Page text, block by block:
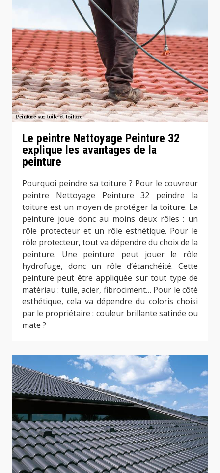
Le peintre Nettoyage Peinture 32
explique les avantages de la
peinture
Pourquoi peindre sa toiture ? Pour le couvreur
peintre Nettoyage Peinture 32 peindre la
toiture est un moyen de protéger la toiture. La
peinture joue donc au moins deux rôles : un
rôle protecteur et un rôle esthétique. Pour le
rôle protecteur, tout va dépendre du choix de la
peinture. Une peinture peut jouer le rôle
hydrofuge, donc un rôle d’étanchéité. Cette
peinture peut être appliquée sur tout type de
matériau : tuile, acier, fibrociment… Pour le côté
esthétique, cela va dépendre du coloris choisi
par le propriétaire : couleur brillante satinée ou
mate ?